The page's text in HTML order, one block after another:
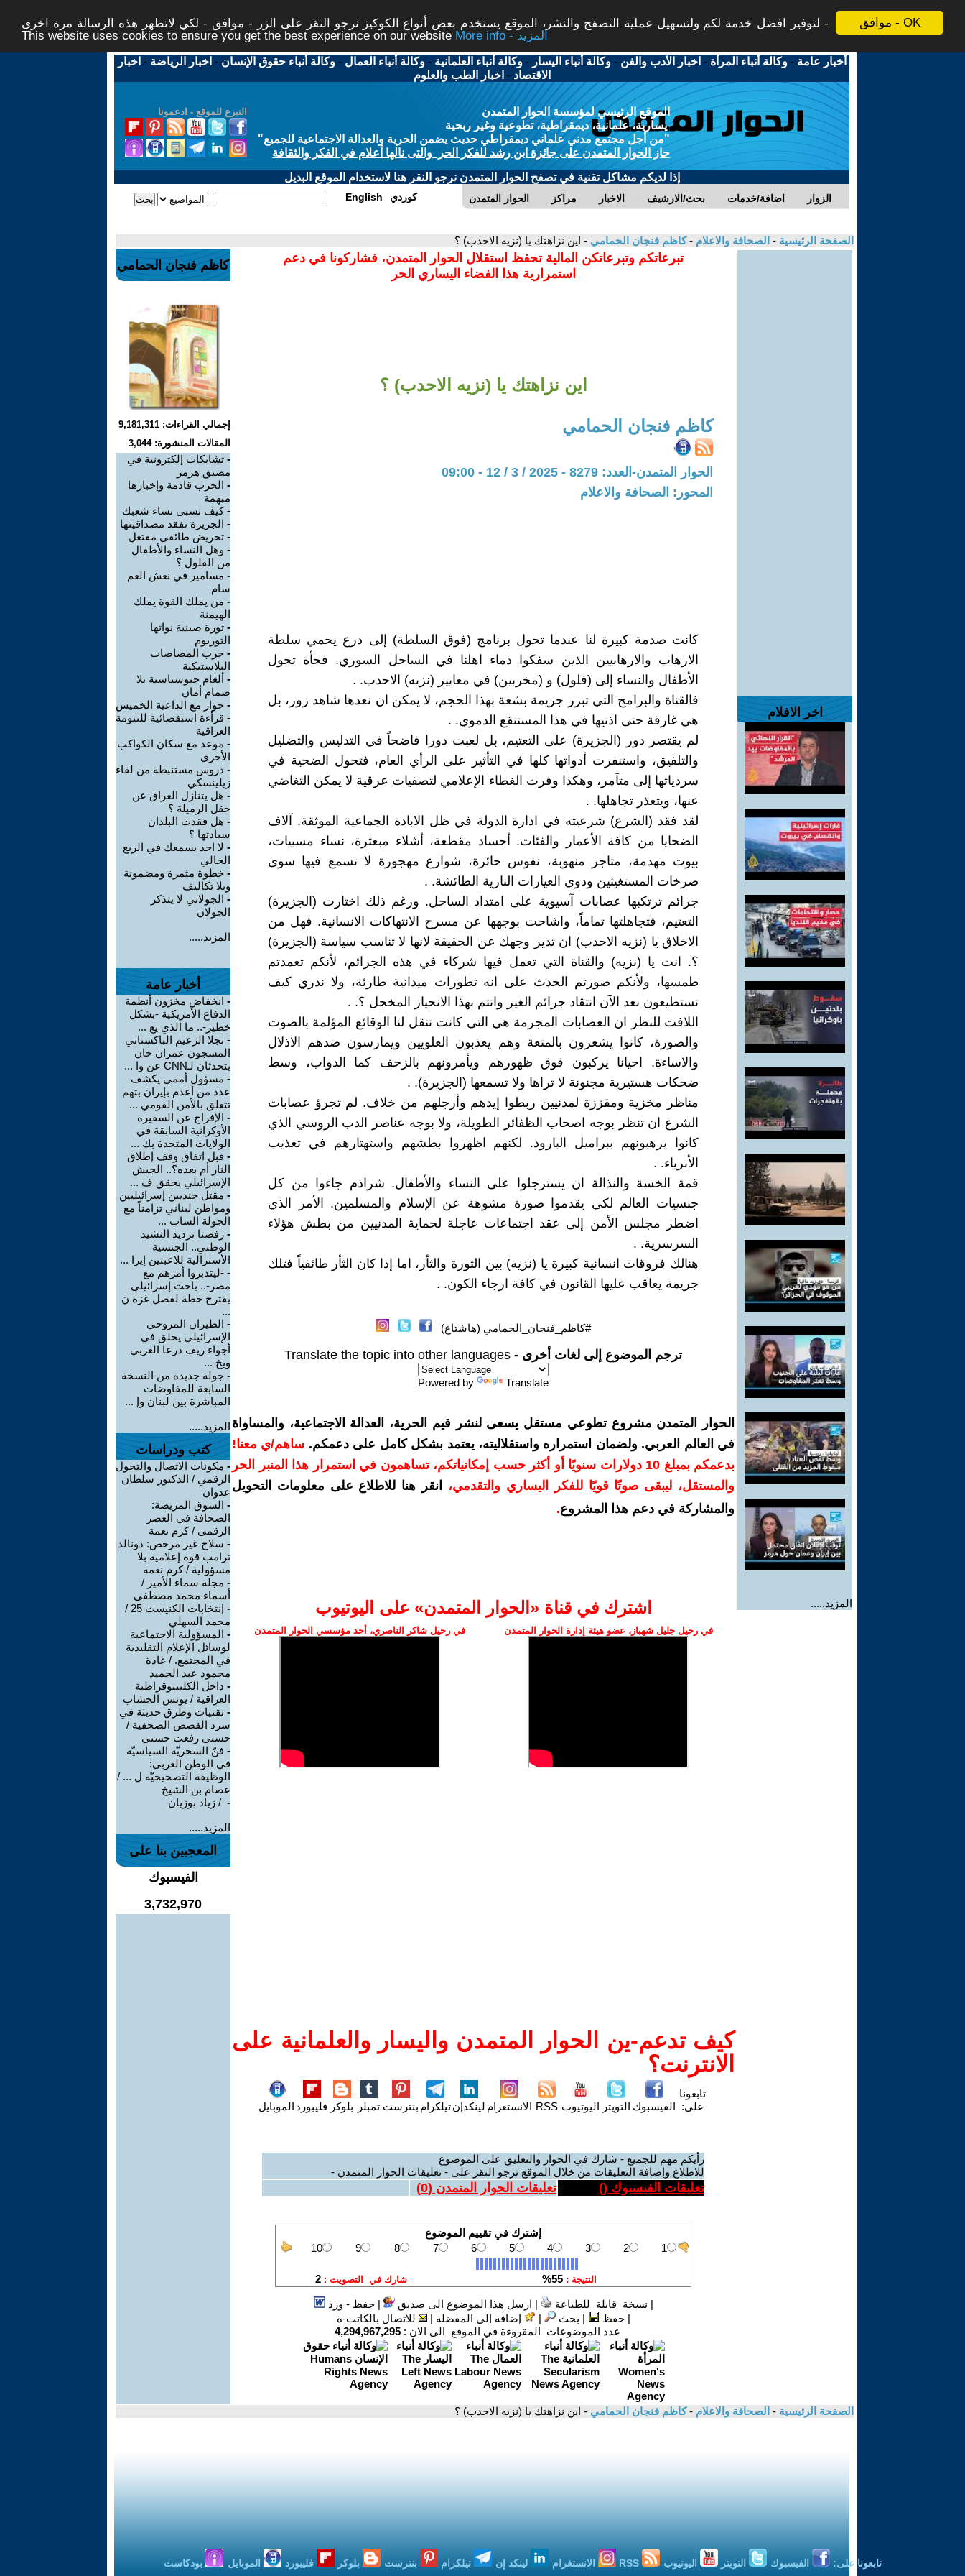
موافق - OK
لتوفير افضل خدمة لكم ولتسهيل عملية التصفح والنشر، الموقع يستخدم بعض أنواع الكوكيز نرجو النقر على الزر - موافق - لكي لاتظهر هذه الرسالة مرة اخرى -
This website uses cookies to ensure you get the best experience on our website
More info - المزيد
أخبار عامة -وكالة أنباء المرأة - اخبار الأدب والفن -وكالة أنباء اليسار -وكالة أنباء العلمانية -وكالة أنباء العمال -وكالة أنباء حقوق الإنسان - اخبار الرياضة - اخبار
الاقتصاد - اخبار الطب والعلوم
التبرع للموقع - ادعمونا
الموقع الرئيسي لمؤسسة الحوار المتمدن
يسارية، علمانية، ديمقراطية، تطوعية وغير ربحية
"من أجل مجتمع مدني علماني ديمقراطي حديث يضمن الحرية والعدالة الاجتماعية للجميع"
حاز الحوار المتمدن على جائزة ابن رشد للفكر الحر والتى نالها أعلام في الفكر والثقافة
إذا لديكم مشاكل تقنية في تصفح الحوار المتمدن نرجو النقر هنا لاستخدام الموقع البديل
الحوار المتمدن مراكز الاخبار بحث/الارشيف اضافة/خدمات الزوار English كوردي
الصفحة الرئيسية - الصحافة والاعلام -كاظم فنجان الحمامي - اين نزاهتك يا (نزيه الاحدب) ؟
اخر الافلام
المزيد.....
تبرعاتكم وتبرعاتكن المالية تحفظ استقلال الحوار المتمدن، فشاركونا في دعم
استمرارية هذا الفضاء اليساري الحر
اين نزاهتك يا (نزيه الاحدب) ؟
كاظم فنجان الحمامي
الحوار المتمدن-العدد: 8279 - 2025 / 3 / 12 - 09:00
المحور: الصحافة والاعلام
كانت صدمة كبيرة لنا عندما تحول برنامج (فوق السلطة) إلى درع يحمي سلطة
الارهاب والارهابيين الذين سفكوا دماء اهلنا في الساحل السوري. فجأة تحول
الأطفال والنساء إلى (فلول) و (مخربين) في معايير (نزيه) الاحدب. .
فالقناة والبرامج التي تبرر جريمة بشعة بهذا الحجم، لا يمكن ان نعدها شاهد زور، بل
هي غارقة حتى اذنيها في هذا المستنقع الدموي. .
لم يقتصر دور (الجزيرة) على التعتيم، بل لعبت دورا فاضحاً في التدليس والتضليل
والتلفيق، واستنفرت أدواتها كلها في التأثير على الرأي العام، فتحول الضحية في
سردياتها إلى متآمر، وهكذا وفرت الغطاء الإعلامي لتصفيات عرقية لا يمكن التغاضي
عنها، ويتعذر تجاهلها. .
لقد فقد (الشرع) شرعيته في ادارة الدولة في ظل الابادة الجماعية الموثقة. آلاف
الضحايا من كافة الأعمار والفئات. أجساد مقطعة، أشلاء مبعثرة، نساء مسبيات،
بيوت مهدمة، متاجر منهوبة، نفوس حائرة، شوارع مهجورة لا تسمع فيها سوى
صرخات المستغيثين ودوي العيارات النارية الطائشة. .
جرائم ترتكبها عصابات آسيوية على امتداد الساحل. ورغم ذلك اختارت (الجزيرة)
التعتيم، فتجاهلتها تماماً، واشاحت بوجهها عن مسرح الانتهاكات الانسانية. فهل من
الاخلاق يا (نزيه الاحدب) ان تدير وجهك عن الحقيقة لانها لا تناسب سياسة (الجزيرة)
؟. انت يا (نزيه) والقناة التي تعمل فيها شركاء في هذه الجرائم، لأنكم تعمدتم
طمسها، ولأنكم صورتم الحدث على انه تطورات ميدانية طارئة، ولا ندري كيف
تستطيعون بعد الآن انتقاد جرائم الغير وانتم بهذا الانحياز المخجل ؟. .
اللافت للنظر ان العصابات المجرمة هي التي كانت تنقل لنا الوقائع المؤلمة بالصوت
والصورة، كانوا يشعرون بالمتعة وهم يعذبون العلويين ويمارسون ضدهم الاذلال
والاساءة. احيانا يركبون فوق ظهورهم ويأمرونهم بالزحف كما الدواب، وسط
ضحكات هستيرية مجنونة لا تراها ولا تسمعها (الجزيرة). .
مناظر مخزية ومقززة لمدنيين ربطوا إيدهم وأرجلهم من خلاف. لم تجرؤ عصابات
الشرع ان تنظر بوجه اصحاب الظفائر الطويلة، ولا بوجه عناصر الدب الروسي الذي
كانوا يرهبونهم ببراميل البارود. لكنهم اظهروا بطشهم واستهتارهم في تعذيب
الأبرياء. .
قمة الخسة والنذالة ان يسترجلوا على النساء والأطفال. شراذم جاءوا من كل
جنسيات العالم لكي يقدموا صورة مشوهة عن الإسلام والمسلمين. الأمر الذي
اضطر مجلس الأمن إلى عقد اجتماعات عاجلة لحماية المدنيين من بطش هؤلاء
السرسرية. .
هنالك فروقات انسانية كبيرة يا (نزيه) بين الثورة والثأر، اما إذا كان الثأر طائفياً فتلك
جريمة يعاقب عليها القانون في كافة ارجاء الكون. .
#كاظم_فنجان_الحمامي (هاشتاغ)
ترجم الموضوع إلى لغات أخرى - Translate the topic into other languages
Powered by Translate
الحوار المتمدن مشروع تطوعي مستقل يسعى لنشر قيم الحرية، العدالة الاجتماعية، والمساواة
في العالم العربي. ولضمان استمراره واستقلاليته، يعتمد بشكل كامل على دعمكم. ساهم/ي معنا!
بدعمكم بمبلغ 10 دولارات سنويًا أو أكثر حسب إمكانياتكم، تساهمون في استمرار هذا المنبر الحر
والمستقل، ليبقى صوتًا قويًا للفكر اليساري والتقدمي،
انقر هنا للاطلاع على معلومات التحويل
والمشاركة في دعم هذا المشروع.
اشترك في قناة ‫«الحوار المتمدن» على اليوتيوب
في رحيل جليل شهباز، عضو هيئة إدارة الحوار المتمدن في رحيل شاكر الناصري، أحد مؤسسي الحوار المتمدن
كيف تدعم-ين الحوار المتمدن واليسار والعلمانية على
الانترنت؟
تابعونا
على: الفيسبوك التويتر اليوتيوب RSS الانستغرام لينكدإنتيلكرام بنترست تمبلر بلوكر فليبورد الموبايل
رأيكم مهم للجميع - شارك في الحوار والتعليق على الموضوع
للاطلاع وإضافة التعليقات من خلال الموقع نرجو النقر على - تعليقات الحوار المتمدن -
تعليقات الفيسبوك () تعليقات الحوار المتمدن (0
)
| نسخة قابلة للطباعة | ارسل هذا الموضوع الى صديق |حفظ - ورد
|حفظ | بحث | إضافة إلى المفضلة |
للاتصال بالكاتب-ة
عدد الموضوعات المقروءة في الموقع الى الان : 4,294,967,295
كاظم فنجان الحمامي
إجمالي القراءات: 9,181,311
المقالات المنشورة: 3,044
- تشابكات إلكترونية في
مضيق هرمز
- الحرب قادمة وإخبارها
مبهمة
-كيف تسبي نساء شعبك
- الجزيرة تفقد مصداقيتها
- تحريض طائفي مفتعل
- وهل النساء والأطفال
من الفلول ؟
- مسامير في نعش العم
سام
- من يملك القوة يملك
الهيمنة
- ثورة صينية نواتها
الثوريوم
- حرب المصاصات
البلاستيكية
- ألغام جيوسياسية بلا
صمام أمان
- حوار مع الداعية الخميس
- قرأءة استقصائية للتنومة
العراقية
- موعد مع سكان الكواكب
الأخرى
- دروس مستنبطة من لقاء
زيلينسكي
- هل يتنازل العراق عن
حقل الرميلة ؟
- هل فقدت البلدان
سيادتها ؟
- لا احد يسمعك في الربع
الخالي
- خطوة مثمرة ومضمونة
وبلا تكاليف
- الجولاني لا يتذكر
الجولان
المزيد.....
أخبار عامة
- انخفاض مخزون أنظمة
الدفاع الأمريكية -بشكل
خطير-.. ما الذي يع ...
- نجلا الزعيم الباكستاني
المسجون عمران خان
يتحدثان لـCNN عن وا ...
- مسؤول أممي يكشف
عدد من أعدم بإيران بتهم
تتعلق بالأمن القومي ...
- الإفراج عن السفيرة
الأوكرانية السابقة في
الولايات المتحدة بك ...
- قبل اتفاق وقف إطلاق
النار أم بعده؟.. الجيش
الإسرائيلي يحقق ف ...
- مقتل جنديين إسرائيليين
ومواطن لبناني تزامناً مع
الجولة الساب ...
- رفضتا ترديد النشيد
الوطني.. الجنسية
الأسترالية للاعبتين إيرا ...
- -ليتدبروا أمرهم مع
مصر-.. باحث إسرائيلي
يقترح خطة لفصل غزة ن
...
- الطيران المروحي
الإسرائيلي يحلق في
أجواء ريف درعا الغربي
ويخ ...
- جولة جديدة من النسخة
السابعة للمفاوضات
المباشرة بين لبنان وإ ...
المزيد.....
كتب ودراسات
- مكونات الاتصال والتحول
الرقمي / الدكتور سلطان
عدوان
- السوق المريضة:
الصحافة في العصر
الرقمي / كرم نعمة
- سلاح غير مرخص: دونالد
ترامب قوة إعلامية بلا
مسؤولية / كرم نعمة
- مجلة سماء الأمير /
أسماء محمد مصطفى
-
إنتخابات الكنيست 25 /
محمد السهلي
- المسؤولية الاجتماعية
لوسائل الإعلام التقليدية
في المجتمع. / غادة
محمود عبد الحميد
- داخل الكليبتوقراطية
العراقية / يونس الخشاب
- تقنيات وطرق حديثة في
سرد القصص الصحفية /
حسني رفعت حسني
- فنّ السخريّة السياسيّة
في الوطن العربي:
الوظيفة التصحيحيّة ل ... /
عصام بن الشيخ
- ‏ / زياد بوزيان
المزيد.....
المعجبين بنا على
الفيسبوك
3,732,970
الصفحة الرئيسية - الصحافة والاعلام -كاظم فنجان الحمامي - اين نزاهتك يا (نزيه الاحدب) ؟
تابعونا على: الفيسبوك التويتر اليوتيوب الانستغرام لينكد إن تيلكرام بنترست بلوكر فليبورد الموبايل بودكاست